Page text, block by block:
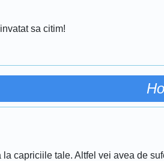
sa citim!
capriciile tale. Altfel vei avea de